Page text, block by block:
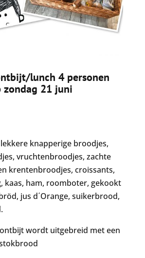
lunch 4 personen
zondag 21 juni
knapperige broodjes,
vruchtenbroodjes, zachte
krentenbroodjes, croissants,
kaas, ham, roomboter, gekookt
jus d΄Orange, suikerbrood,
wordt uitgebreid met een